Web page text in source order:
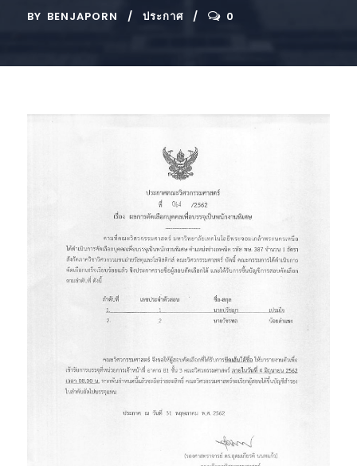
BY BENJAPORN ประกาศ 0